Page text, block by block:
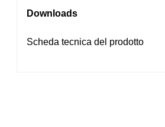
Downloads
Scheda tecnica del prodotto